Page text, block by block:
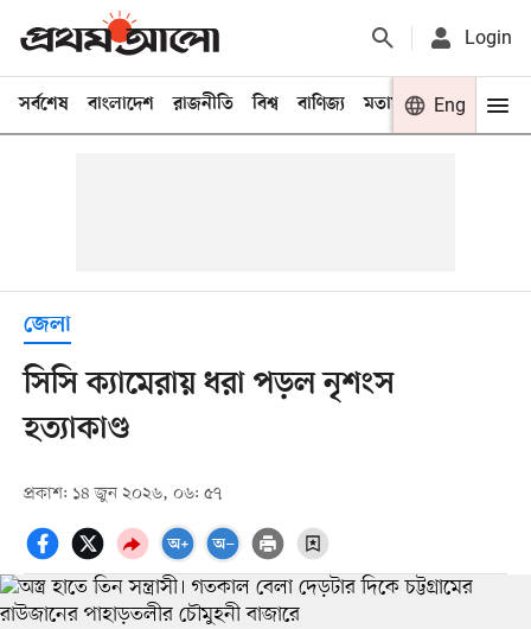
Login
সর্বশেষ বাংলাদেশ রাজনীতি বিশ্ব বাণিজ্য মতামত খেলা
Eng
জেলা
সিসি ক্যামেরায় ধরা পড়ল নৃশংস
হত্যাকাণ্ড
প্রকাশ: ১৪ জুন ২০২৬, ০৬: ৫৭